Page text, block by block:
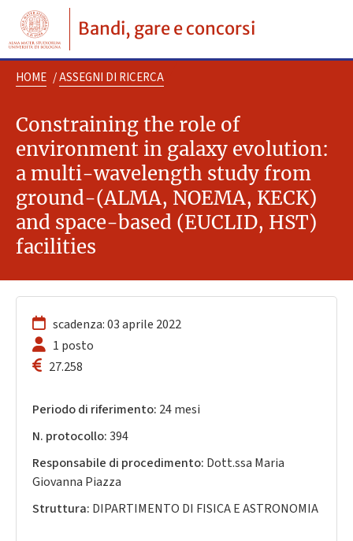
Bandi, gare e concorsi
HOME /ASSEGNI DI RICERCA
Constraining the role of
environment in galaxy evolution:
a multi-wavelength study from
ground-(ALMA, NOEMA, KECK)
and space-based (EUCLID, HST)
facilities
scadenza: 03 aprile 2022
1 posto
27.258
Periodo di riferimento: 24 mesi
N. protocollo:394
Responsabile di procedimento: Dott.ssa Maria
Giovanna Piazza
Struttura: DIPARTIMENTO DI FISICA E ASTRONOMIA